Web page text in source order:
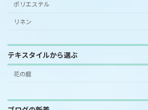
ポリエステル
リネン
テキスタイルから選ぶ
花の庭